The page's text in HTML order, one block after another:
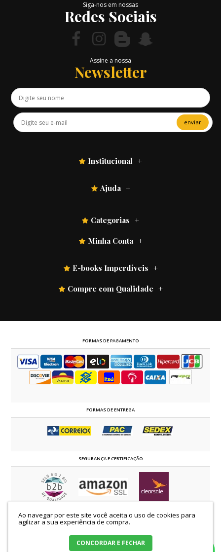
Ao navegar por este site você aceita o uso de cookies para
agilizar a sua experiência de compra.
CONCORDAR E FECHAR
Siga-nos em nossas
Redes Sociais
Assine a nossa
Newsletter
enviar
Institucional
Ajuda
Categorias
Minha Conta
E-books Imperdíveis
Compre com Qualidade
FORMAS DE PAGAMENTO
FORMAS DE ENTREGA
SEGURANÇA E CERTIFICAÇÃO
©2014 - 2024 estrelaevangelica.com.br | TODOS OS DIREITOS RESERVADOS
K.C.S Comércio de Confecções Ltda | CNPJ: 58.509.129/0001-00
Paraná - 87600.000 |Mapa do site